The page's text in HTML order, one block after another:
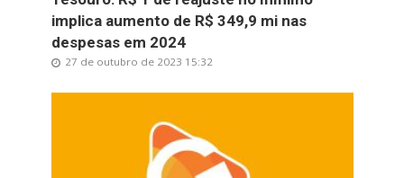
implica aumento de R$ 349,9 mi nas
despesas em 2024
27 de outubro de 2023 15:32